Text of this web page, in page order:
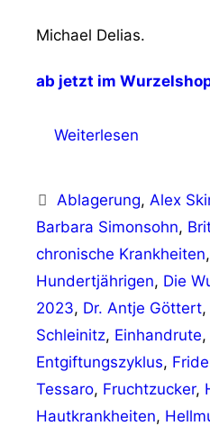
Michael Delias.
ab jetzt im
Weiterlesen
Schlagwörter
Ablagerung,Alex
Barbara Simonsohn,
chronische Krankheiten,
Hundertjährigen, Die
2023, Dr. Antje Göttert,
Schleinitz, Einhandrute,
Entgiftungszyklus,
Tessaro, Fruchtzucker,
Hautkrankheiten,